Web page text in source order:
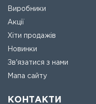
Виробники
Акції
Хіти продажів
Новинки
Зв'язатися з нами
Мапа сайту
КОНТАКТИ